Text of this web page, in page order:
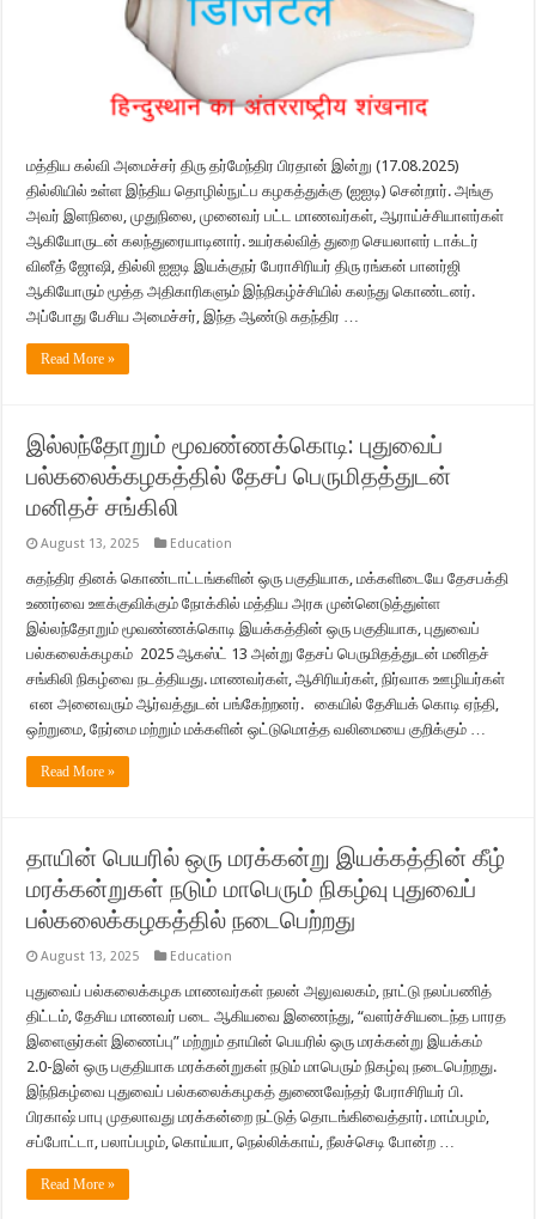
மத்திய கல்வி அமைச்சர் திரு தர்மேந்திர பிரதான் இன்று (17.08.2025)
தில்லியில் உள்ள இந்திய தொழில்நுட்ப கழகத்துக்கு (ஐஐடி) சென்றார். அங்கு
அவர் இளநிலை, முதுநிலை, முனைவர் பட்ட மாணவர்கள், ஆராய்ச்சியாளர்கள்
ஆகியோருடன் கலந்துரையாடினார். உயர்கல்வித் துறை செயலாளர் டாக்டர்
வினீத் ஜோஷி, தில்லி ஐஐடி இயக்குநர் பேராசிரியர் திரு ரங்கன் பானர்ஜி
ஆகியோரும் மூத்த அதிகாரிகளும் இந்நிகழ்ச்சியில் கலந்து கொண்டனர்.
அப்போது பேசிய அமைச்சர், இந்த ஆண்டு சுதந்திர …
Read More »
இல்லந்தோறும் மூவண்ணக்கொடி: புதுவைப்
பல்கலைக்கழகத்தில் தேசப் பெருமிதத்துடன்
மனிதச் சங்கிலி
August 13, 2025 Education
சுதந்திர தினக் கொண்டாட்டங்களின் ஒரு பகுதியாக, மக்களிடையே தேசபக்தி
உணர்வை ஊக்குவிக்கும் நோக்கில் மத்திய அரசு முன்னெடுத்துள்ள
இல்லந்தோறும் மூவண்ணக்கொடி இயக்கத்தின் ஒரு பகுதியாக, புதுவைப்
பல்கலைக்கழகம் 2025 ஆகஸ்ட் 13 அன்று தேசப் பெருமிதத்துடன் மனிதச்
சங்கிலி நிகழ்வை நடத்தியது. மாணவர்கள், ஆசிரியர்கள், நிர்வாக ஊழியர்கள்
என அனைவரும் ஆர்வத்துடன் பங்கேற்றனர். கையில் தேசியக் கொடி ஏந்தி,
ஒற்றுமை, நேர்மை மற்றும் மக்களின் ஒட்டுமொத்த வலிமையை குறிக்கும் …
Read More »
தாயின் பெயரில் ஒரு மரக்கன்று இயக்கத்தின் கீழ்
மரக்கன்றுகள் நடும் மாபெரும் நிகழ்வு புதுவைப்
பல்கலைக்கழகத்தில் நடைபெற்றது
August 13, 2025 Education
புதுவைப் பல்கலைக்கழக மாணவர்கள் நலன் அலுவலகம், நாட்டு நலப்பணித்
திட்டம், தேசிய மாணவர் படை ஆகியவை இணைந்து, “வளர்ச்சியடைந்த பாரத
இளைஞர்கள் இணைப்பு” மற்றும் தாயின் பெயரில் ஒரு மரக்கன்று இயக்கம்
2.0-இன் ஒரு பகுதியாக மரக்கன்றுகள் நடும் மாபெரும் நிகழ்வு நடைபெற்றது.
இந்நிகழ்வை புதுவைப் பல்கலைக்கழகத் துணைவேந்தர் பேராசிரியர் பி.
பிரகாஷ் பாபு முதலாவது மரக்கன்றை நட்டுத் தொடங்கிவைத்தார். மாம்பழம்,
சப்போட்டா, பலாப்பழம், கொய்யா, நெல்லிக்காய், நீலச்செடி போன்ற …
Read More »